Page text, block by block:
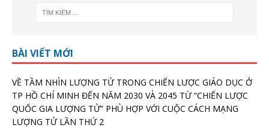
BÀI VIẾT MỚI
VỀ TẦM NHÌN LƯỢNG TỬ TRONG CHIẾN LƯỢC GIÁO DỤC Ở
TP HỒ CHÍ MINH ĐẾN NĂM 2030 VÀ 2045 TỪ “CHIẾN LƯỢC
QUỐC GIA LƯỢNG TỬ” PHÙ HỢP VỚI CUỘC CÁCH MẠNG
LƯỢNG TỬ LẦN THỨ 2